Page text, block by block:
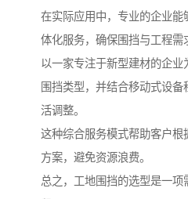
在实际应用中，专业的企业
体化服务，确保围挡与工程需
以一家专注于新型建材的企
围挡类型，并结合移动式设
活调整。
这种综合服务模式帮助客户根
方案，避免资源浪费。
总之，工地围挡的选型是一